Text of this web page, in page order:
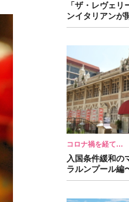
「ザ・レヴェ
ンイタリアンが
コロナ禍を経て…
入国条件緩和の
ラルンプール編